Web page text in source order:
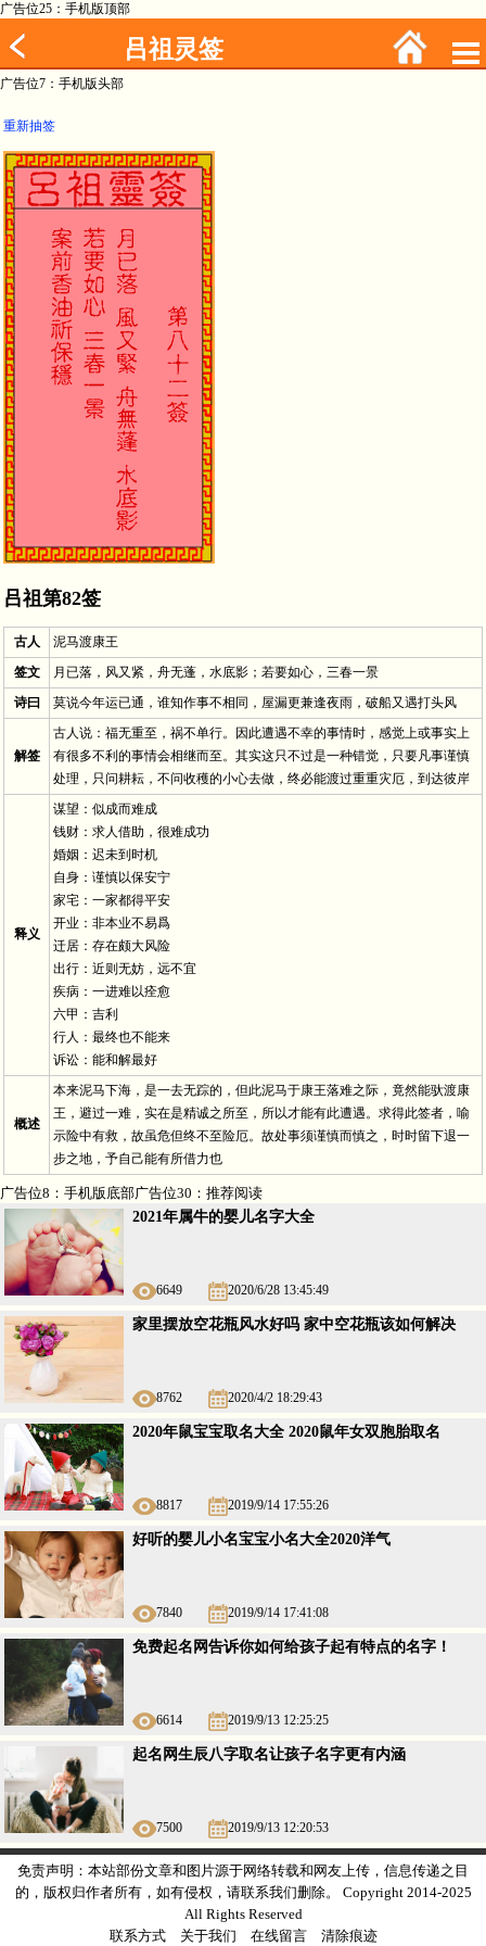
广告位25：手机版顶部
吕祖灵签
广告位7：手机版头部
重新抽签
吕祖第82签
古人
泥马渡康王
签文
月已落，风又紧，舟无蓬，水底影；若要如心，三春一景
诗曰
莫说今年运已通，谁知作事不相同，屋漏更兼逢夜雨，破船又遇打头风
解签
古人说：福无重至，祸不单行。因此遭遇不幸的事情时，感觉上或事实上
有很多不利的事情会相继而至。其实这只不过是一种错觉，只要凡事谨慎
处理，只问耕耘，不问收穫的小心去做，终必能渡过重重灾厄，到达彼岸
释义
谋望：似成而难成
钱财：求人借助，很难成功
婚姻：迟未到时机
自身：谨慎以保安宁
家宅：一家都得平安
开业：非本业不易爲
迁居：存在颇大风险
出行：近则无妨，远不宜
疾病：一进难以痊愈
六甲：吉利
行人：最终也不能来
诉讼：能和解最好
概述
本来泥马下海，是一去无踪的，但此泥马于康王落难之际，竟然能驮渡康
王，避过一难，实在是精诚之所至，所以才能有此遭遇。求得此签者，喻
示险中有救，故虽危但终不至险厄。故处事须谨慎而慎之，时时留下退一
步之地，予自己能有所借力也
广告位8：手机版底部广告位30：推荐阅读
2021年属牛的婴儿名字大全
6649 2020/6/28 13:45:49
家里摆放空花瓶风水好吗 家中空花瓶该如何解决
8762 2020/4/2 18:29:43
2020年鼠宝宝取名大全 2020鼠年女双胞胎取名
8817 2019/9/14 17:55:26
好听的婴儿小名宝宝小名大全2020洋气
7840 2019/9/14 17:41:08
免费起名网告诉你如何给孩子起有特点的名字！
6614 2019/9/13 12:25:25
起名网生辰八字取名让孩子名字更有内涵
7500 2019/9/13 12:20:53
免责声明：本站部份文章和图片源于网络转载和网友上传，信息传递之目
的，版权归作者所有，如有侵权，请联系我们删除。 Copyright 2014-2025
All Rights Reserved
联系方式
关于我们 在线留言 清除痕迹